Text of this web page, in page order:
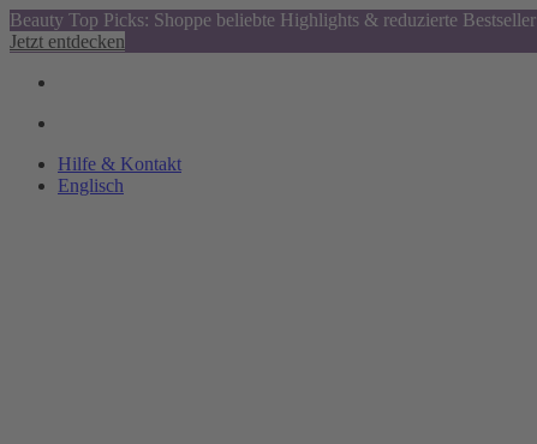
Beauty Top Picks: Shoppe beliebte Highlights & reduzierte Bestseller
Jetzt entdecken
Hilfe & Kontakt
Englisch